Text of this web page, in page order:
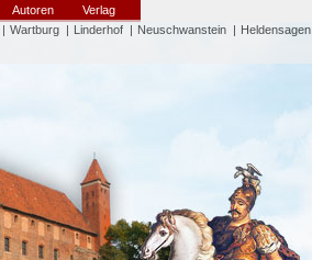
| Wartburg | Linderhof | Neuschwanstein | Heldensagen
Autoren Verlag